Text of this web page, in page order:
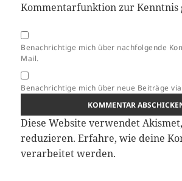
Kommentarfunktion zur Kenntnis
Benachrichtige mich über nachfolgende
Mail.
Benachrichtige mich über neue Beiträge
Diese Website verwendet
reduzieren.Erfahre, wie deine
verarbeitet werden.